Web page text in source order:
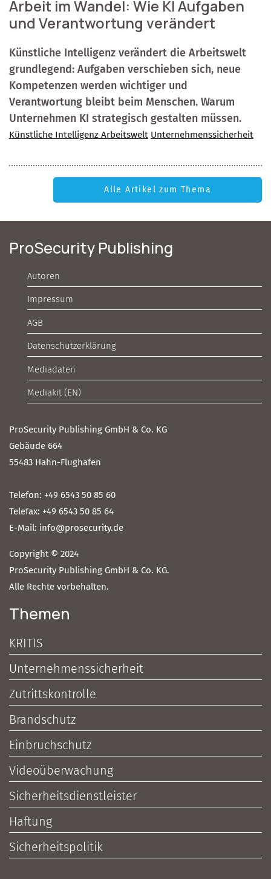
Arbeit im Wandel: Wie KI Aufgaben
und Verantwortung verändert
Künstliche Intelligenz verändert die Arbeitswelt
grundlegend: Aufgaben verschieben sich, neue
Kompetenzen werden wichtiger und
Verantwortung bleibt beim Menschen. Warum
Unternehmen KI strategisch gestalten müssen.
Künstliche Intelligenz Arbeitswelt Unternehmenssicherheit
Alle Artikel zum Thema
ProSecurity Publishing
Autoren
Impressum
AGB
Datenschutzerklärung
Mediadaten
Mediakit (EN)
ProSecurity Publishing GmbH & Co. KG
Gebäude 664
55483 Hahn-Flughafen
Telefon: +49 6543 50 85 60
Telefax: +49 6543 50 85 64
E-Mail: info@prosecurity.de
Copyright © 2024
ProSecurity Publishing GmbH & Co. KG.
Alle Rechte vorbehalten.
Themen
KRITIS
Unternehmenssicherheit
Zutrittskontrolle
Brandschutz
Einbruchschutz
Videoüberwachung
Sicherheitsdienstleister
Haftung
Sicherheitspolitik